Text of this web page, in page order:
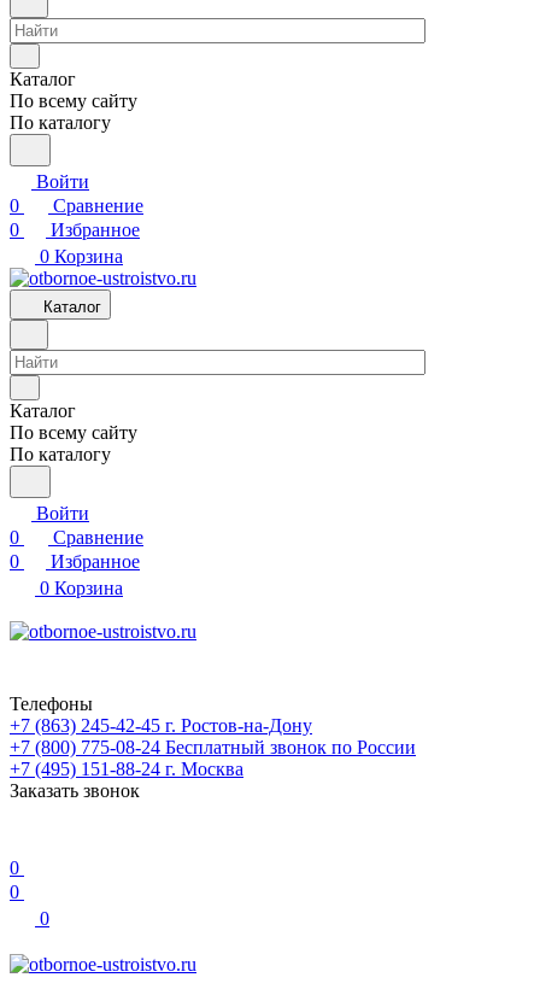
Каталог
По всему сайту
По каталогу
Войти
0
Сравнение
0
Избранное
0 Корзина
Каталог
Каталог
По всему сайту
По каталогу
Войти
0
Сравнение
0
Избранное
0 Корзина
Телефоны
+7 (863) 245-42-45 г. Ростов-на-Дону
+7 (800) 775-08-24 Бесплатный звонок по России
+7 (495) 151-88-24 г. Москва
Заказать звонок
0
0
0